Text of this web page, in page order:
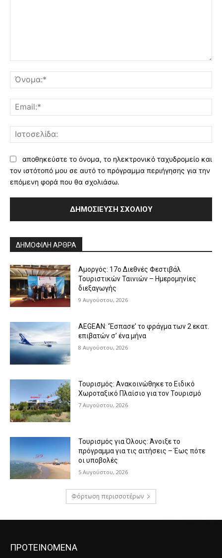
αποθηκεύστε το όνομα, το ηλεκτρονικό ταχυδρομείο και
τον ιστότοπό μου σε αυτό το πρόγραμμα περιήγησης για την
επόμενη φορά που θα σχολιάσω.
ΔΗΜΟΦΙΛΗ ΑΡΘΡΑ
Αμοργός: 17ο Διεθνές Φεστιβάλ
Τουριστικών Ταινιών – Ημερομηνίες
διεξαγωγής
9 Αυγούστου, 2026
AEGEAN: ‘Έσπασε’ το φράγμα των 2 εκατ.
επιβατών σ’ ένα μήνα
8 Αυγούστου, 2026
Τουρισμός: Ανακοινώθηκε το Ειδικό
Χωροταξικό Πλαίσιο για τον Τουρισμό
7 Αυγούστου, 2026
Τουρισμός για Όλους: Άνοιξε το
πρόγραμμα για τις αιτήσεις – Έως πότε
οι υποβολές
5 Αυγούστου, 2026
Φόρτωση περισσοτέρων
ΠΡΟΤΕΙΝΟΜΕΝΑ